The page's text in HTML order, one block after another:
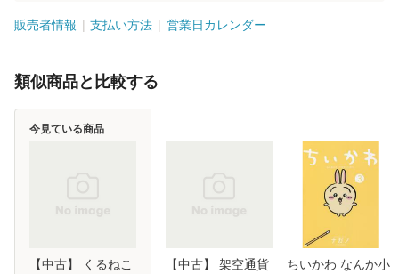
販売者情報 支払い方法 営業日カレンダー
類似商品と比較する
【中古】 くるねこ
今見ている商品
【中古】 架空通貨
ちいかわ なんか小